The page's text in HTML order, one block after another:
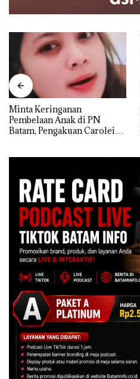
Minta Keringanan
Pembelaan Anak di PN
Batam, Pengakuan Carolein